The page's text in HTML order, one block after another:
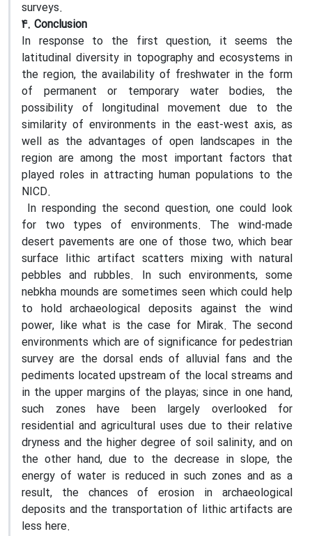
surveys.
4. Conclusion
In response to the first question, it seems the
latitudinal diversity in topography and ecosystems in
the region, the availability of freshwater in the form
of permanent or temporary water bodies, the
possibility of longitudinal movement due to the
similarity of environments in the east-west axis, as
well as the advantages of open landscapes in the
region are among the most important factors that
played roles in attracting human populations to the
NICD.
In responding the second question, one could look
for two types of environments. The wind-made
desert pavements are one of those two, which bear
surface lithic artifact scatters mixing with natural
pebbles and rubbles. In such environments, some
nebkha mounds are sometimes seen which could help
to hold archaeological deposits against the wind
power, like what is the case for Mirak. The second
environments which are of significance for pedestrian
survey are the dorsal ends of alluvial fans and the
pediments located upstream of the local streams and
in the upper margins of the playas; since in one hand,
such zones have been largely overlooked for
residential and agricultural uses due to their relative
dryness and the higher degree of soil salinity, and on
the other hand, due to the decrease in slope, the
energy of water is reduced in such zones and as a
result, the chances of erosion in archaeological
deposits and the transportation of lithic artifacts are
less here.